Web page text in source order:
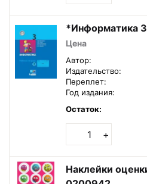
Цена
Автор:
Издательство:
Переплет:
Год издания:
Остаток:
+
Наклейки